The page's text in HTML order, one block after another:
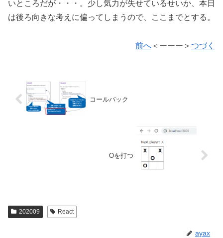
いところだが・・・。少し気力が失せているせいか、本日
は後ろ向きな考えに偏ってしまうので、ここまでとする。
前へ ＜ーーー＞ つづく
コールバック
Oを打つ
202009 React
ayax